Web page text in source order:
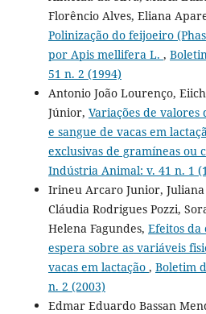
Florêncio Alves, Eliana
Polinização do feijoeiro
por Apis mellifera L. ,
51 n. 2 (1994)
Antonio João Lourenço,
Júnior, Variações de valores
e sangue de vacas em
exclusivas de gramíneas ou
Indústria Animal: v. 41 n. 1
Irineu Arcaro Junior,
Cláudia Rodrigues Pozzi,
Helena Fagundes, Efeitos da
espera sobre as variáveis
vacas em lactação , Boletim
n. 2 (2003)
Edmar Eduardo Bassan